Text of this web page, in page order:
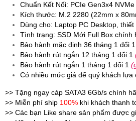
Chuẩn Kết Nối: PCIe Gen3x4 NVMe
Kích thước: M.2 2280 (22mm x
Dùng cho: Laptop PC Desktop, thiết
Tình trạng: SSD Mới Full Box chính
Bảo hành mặc định 36 tháng 1 đổi 1
Bảo hành rút ngắn 12 tháng 1 đổi 1
Bảo hành rút ngắn 1 tháng 1 đổi 1
Có nhiều mức giá để quý khách lựa
>> Tặng ngay cáp SATA3 6Gb/s chính
>> Miễn phí ship 100% khi khách thanh
>> Các bạn Like share sản phẩm được